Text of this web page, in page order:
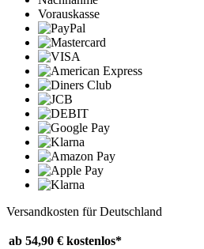
Vorauskasse
Versandkosten für Deutschland
ab 54,90 € kostenlos*